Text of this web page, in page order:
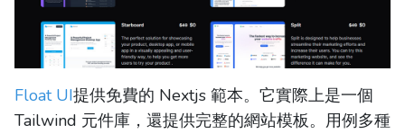
Float UI提供免費的 Nextjs 範本。它實際上是一個
Tailwind 元件庫，還提供完整的網站模板。用例多種